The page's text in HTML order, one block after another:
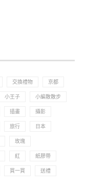
交換禮物 京都
小王子 小編散散步
插畫 攝影
旅行 日本
玫瑰
紅 紙膠帶
買一買 送禮